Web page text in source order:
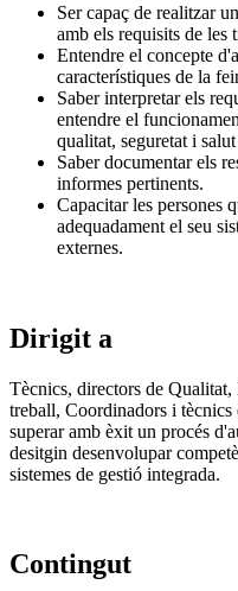
Ser capaç de realitzar
amb els requisits de les
Entendre el concepte
característiques de la
Saber interpretar els
entendre el
qualitat, seguretat i
Saber documentar els
informes pertinents.
Capacitar les persones
adequadament el seu
externes.
Dirigit a
Tècnics, directors de
treball, Coordinadors i tècnics
superar amb èxit un procés
desitgin desenvolupar
sistemes de gestió integrada.
Contingut